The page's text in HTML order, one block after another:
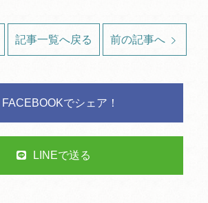
記事一覧へ戻る 前の記事へ
FACEBOOKでシェア！
LINEで送る